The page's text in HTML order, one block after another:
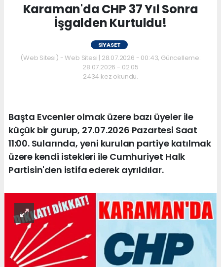
Karaman'da CHP 37 Yıl Sonra
İşgalden Kurtuldu!
SIYASET
(Web Sitesi) - Web Sitesi | 28.07.2026 - 00:43, Güncelleme:
28.07.2026 - 02:05
2434 kez okundu.
Başta Evcenler olmak üzere bazı üyeler ile
küçük bir gurup, 27.07.2026 Pazartesi Saat
11:00. Sularında, yeni kurulan partiye katılmak
üzere kendi istekleri ile Cumhuriyet Halk
Partisin'den istifa ederek ayrıldılar.